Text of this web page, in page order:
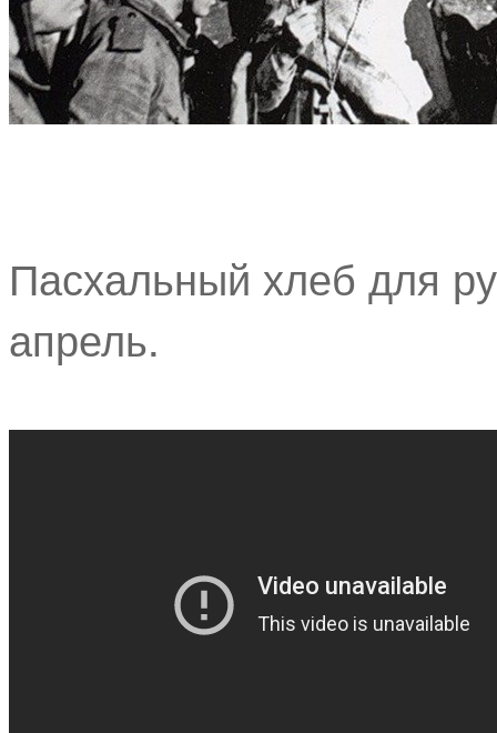
Пасхальный хлеб для
апрель.